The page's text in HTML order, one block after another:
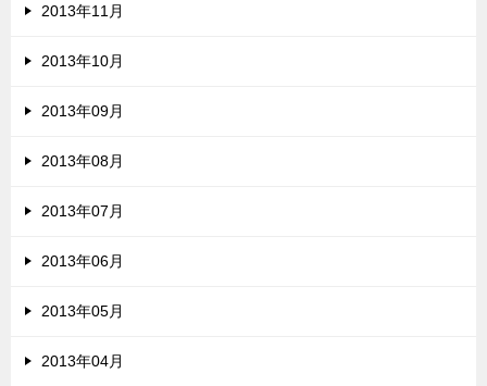
2013年11月
2013年10月
2013年09月
2013年08月
2013年07月
2013年06月
2013年05月
2013年04月